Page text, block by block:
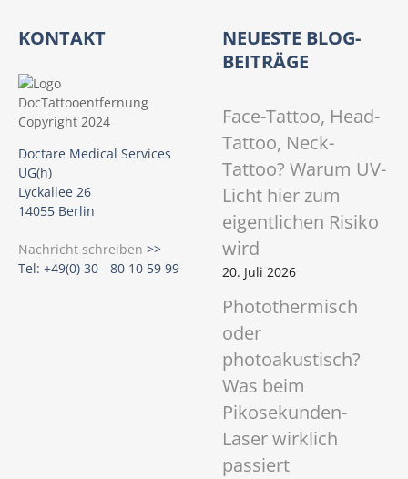
KONTAKT
Doctare Medical Services
UG(h)
Lyckallee 26
14055 Berlin
Nachricht schreiben >>
Tel: +49(0) 30 - 80 10 59 99
NEUESTE BLOG-
BEITRÄGE
Face-Tattoo, Head-
Tattoo, Neck-
Tattoo? Warum UV-
Licht hier zum
eigentlichen Risiko
wird
20. Juli 2026
Photothermisch
oder
photoakustisch?
Was beim
Pikosekunden-
Laser wirklich
passiert